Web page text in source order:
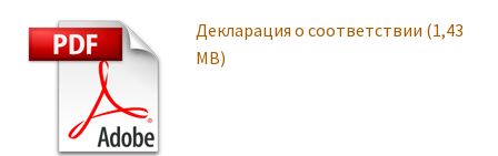
Декларация о соответствии